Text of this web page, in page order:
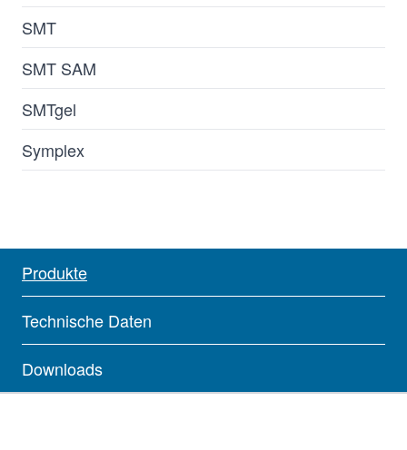
SMT
SMT SAM
SMTgel
Symplex
Produkte
Technische Daten
Downloads